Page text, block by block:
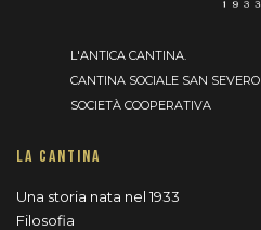
L'ANTICA CANTINA.
CANTINA SOCIALE SAN SEVERO
SOCIETÀ COOPERATIVA
LA CANTINA
Una storia nata nel 1933
Filosofia